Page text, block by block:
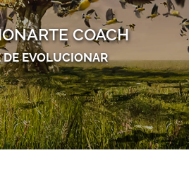
COACH
DE EVOLUCIONAR